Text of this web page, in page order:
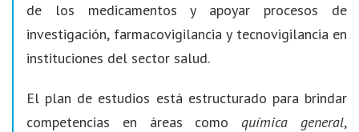
de los medicamentos y apoyar procesos de
investigación, farmacovigilancia y tecnovigilancia en
instituciones del sector salud.
El plan de estudios está estructurado para brindar
competencias en áreas comoquímica general,